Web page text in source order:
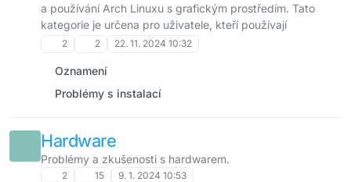
a používání Arch Linuxu s grafickým prostředím. Tato
kategorie je určena pro uživatele, kteří používají
EndeavourOS a chtějí sdílet tipy, triky, řešení problémů
jsi nový uživatel EndeavourOS nebo zkušený uživatel Arch
Linuxu, tato kategorie poskytuje prostor pro výměnu
2 2 22. 11. 2024 10:32
Oznamení
Problémy s instalací
Hardware
Problémy a zkušenosti s hardwarem.
2 15 9. 1. 2024 10:53